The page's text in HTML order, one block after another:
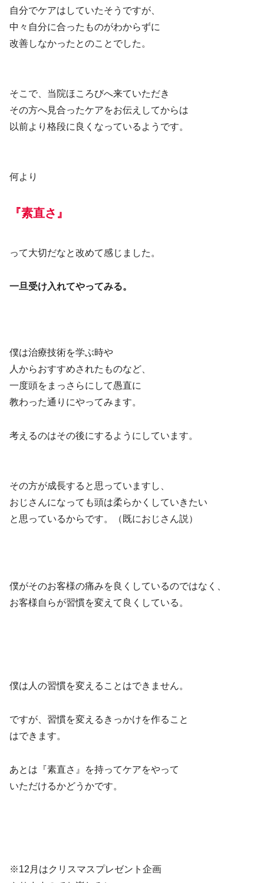
自分でケアはしていたそうですが、
中々自分に合ったものがわからずに
改善しなかったとのことでした。
そこで、当院ほころびへ来ていただき
その方へ見合ったケアをお伝えしてからは
以前より格段に良くなっているようです。
何より
『素直さ』
って大切だなと改めて感じました。
一旦受け入れてやってみる。
僕は治療技術を学ぶ時や
人からおすすめされたものなど、
一度頭をまっさらにして愚直に
教わった通りにやってみます。
考えるのはその後にするようにしています。
その方が成長すると思っていますし、
おじさんになっても頭は柔らかくしていきたい
と思っているからです。（既におじさん説）
僕がそのお客様の痛みを良くしているのではなく、
お客様自らが習慣を変えて良くしている。
僕は人の習慣を変えることはできません。
ですが、習慣を変えるきっかけを作ること
はできます。
あとは『素直さ』を持ってケアをやって
いただけるかどうかです。
※12月はクリスマスプレゼント企画